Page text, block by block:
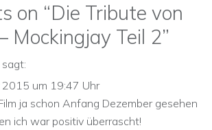
on “Die Tribute von
Mockingjay Teil 2”
sagt:
2015 um 19:47 Uhr
ja schon Anfang Dezember gesehen
ich war positiv überrascht!